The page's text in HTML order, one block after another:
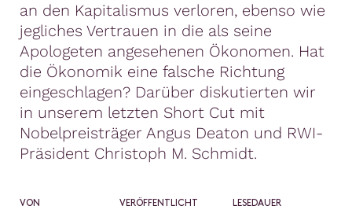
an den Kapitalismus verloren, ebenso wie
jegliches Vertrauen in die als seine
Apologeten angesehenen Ökonomen. Hat
die Ökonomik eine falsche Richtung
eingeschlagen? Darüber diskutierten wir
in unserem letzten Short Cut mit
Nobelpreisträger Angus Deaton und RWI-
Präsident Christoph M. Schmidt.
VON VERÖFFENTLICHT LESEDAUER